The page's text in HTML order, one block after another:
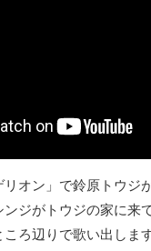
リオン」で鈴原トウジ
ジがトウジの家に来
ろ辺りで歌い出します